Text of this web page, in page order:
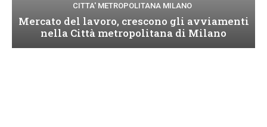
CITTA' METROPOLITANA MILANO
Mercato del lavoro, crescono gli avviamenti
nella Città metropolitana di Milano